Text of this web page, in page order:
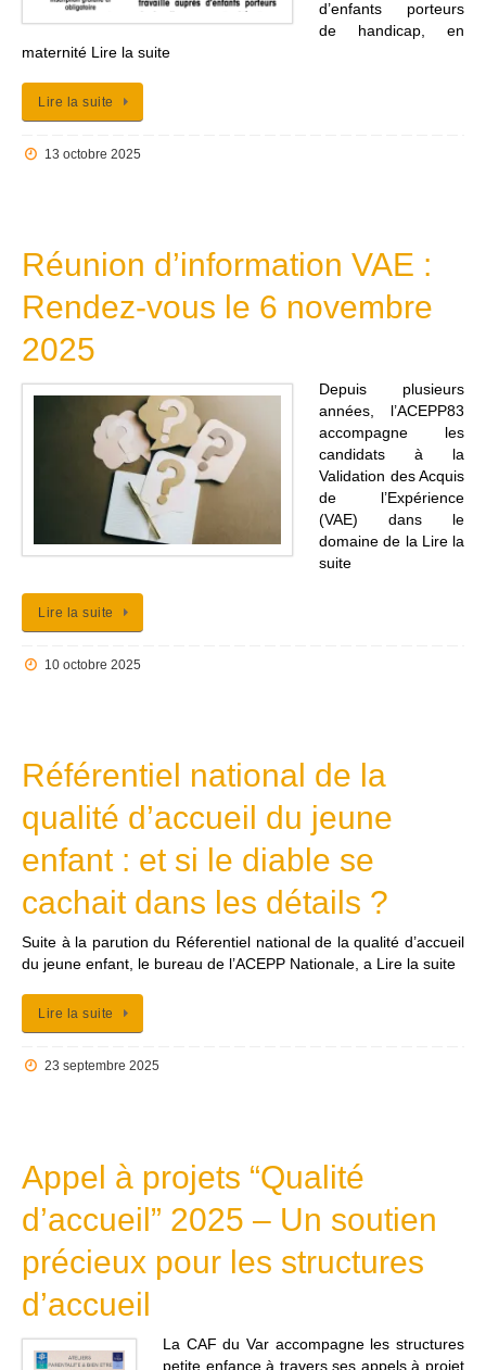
d’enfants porteurs
de handicap, en
maternité Lire la suite
Lire la suite
13 octobre 2025
Réunion d’information VAE :
Rendez-vous le 6 novembre
2025
Depuis plusieurs
années, l’ACEPP83
accompagne les
candidats à la
Validation des Acquis
de l’Expérience
(VAE) dans le
domaine de la Lire la
suite
Lire la suite
10 octobre 2025
Référentiel national de la
qualité d’accueil du jeune
enfant : et si le diable se
cachait dans les détails ?
Suite à la parution du Réferentiel national de la qualité d’accueil
du jeune enfant, le bureau de l’ACEPP Nationale, a Lire la suite
Lire la suite
23 septembre 2025
Appel à projets “Qualité
d’accueil” 2025 – Un soutien
précieux pour les structures
d’accueil
La CAF du Var accompagne les structures
petite enfance à travers ses appels à projet